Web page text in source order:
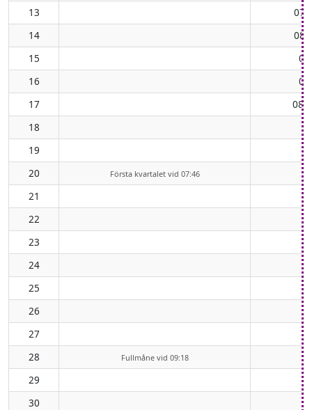
13
14
15
16
17
18
19
20
Första kvartalet vid 07:46
21
22
23
24
25
26
27
28
Fullmåne vid 09:18
29
30